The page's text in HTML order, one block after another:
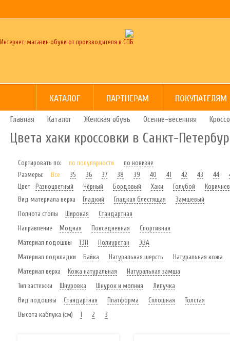
Интернет-магазин обуви от производителя в СПБ
КАТАЛОГ ПАРТНЕРАМ ПОКУПАТЕЛЯМ
Главная Каталог Женская обувь Осенне-весенняя
Цвета хаки кроссовки в Санкт-
Сортировать по: по популярности
по новизне
Размеры:
Все 35 36 37 38 39 40 41 42 43 44
Цвет
Разноцветный Чёрный Бордовый Хаки Голубой
Вид материала верха
Гладкий Гладкая блестящая
Замшевый
Полнота стопы
Широкая
Стандартная
Направление
Модная Повседневная
Спортивная
Материал подошвы
ТЭП Полиуретан
ЭВА
Материал подкладки
Байка Натуральная шерсть
Натуральная кожа
Материал верха
Кожа натуральная
Натуральная замша
Тип застежки
Шнуровка Шнурок и молния
Липучка
Вид подошвы
Стандартная Платформа Сплошная
Толстая
Высота каблука (см)
1 2 3